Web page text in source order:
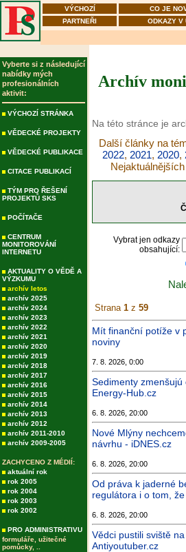
VÝCHOZÍ CO JE
PARTNEŘI
ODKAZY V
Vyberte si z následující
nabídky mých
profesionálních
aktivit:
VÝCHOZÍ STRÁNKA
VĚDECKÉ PROJEKTY
VĚDECKÉ PUBLIKACE
CITACE PUBLIKACÍ
TÝM PRO ŘEŠENÍ
PROJEKTŮ SKS
POČÍTAČE
CENTRUM
MONITOROVÁNÍ
INTERNETU
AKTUALITY O VĚDĚ A
VÝZKUMU
archív letos
archív 2025
archív 2024
archív 2023
archív 2022
archív 2021
archív 2020
archív 2019
archív 2018
archív 2017
archív 2016
archív 2015
archív 2014
archív 2013
archív 2012
archív 2011-2010
archív 2009-2005
ZACHYCENO Z MÉDIÍ:
aktuální rok
rok 2005
rok 2004
rok 2003
rok 2002
PRO ADMINISTRATIVU
formuláře, užitečné
pomůcky, ..
Archív
Na této stránce je
Další články na
2022, 2021, 2020,
Vybrat jen odkazy
obsahující:
Strana 1 z 59
Mít finanční potíže v
noviny
7. 8. 2026, 0:00
Sedimenty
Energy-Hub.cz
6. 8. 2026, 20:00
Nové Mlýny
návrhu - iDNES.cz
6. 8. 2026, 20:00
Od práva k jaderné
regulátora i o tom,
6. 8. 2026, 20:00
Vědci pustili sviště
Antiyoutuber.cz